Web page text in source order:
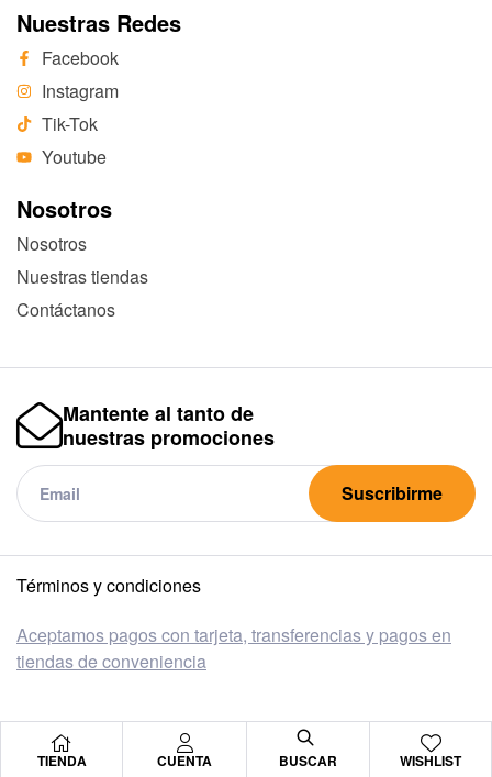
TIENDA CUENTA BUSCAR WISHLIST
Nuestras Redes
Facebook
Instagram
Tik-Tok
Youtube
Nosotros
Nosotros
Nuestras tiendas
Contáctanos
Mantente al tanto de
nuestras promociones
Suscribirme
Términos y condiciones
Aceptamos pagos con tarjeta, transferencias y pagos en
tiendas de conveniencia